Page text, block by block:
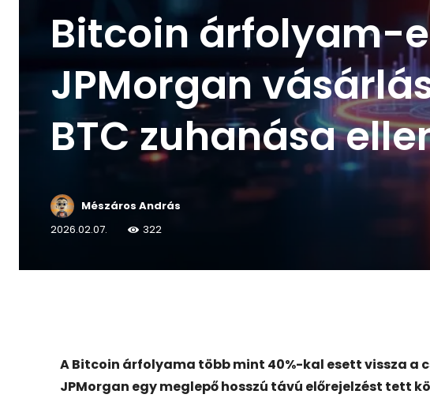
Bitcoin árfolyam-
JPMorgan
BTC zuhanása
Mészáros András
2026.02.07.
322
A Bitcoin árfolyama több mint 40%-kal esett vissza a
JPMorgan egy meglepő hosszú távú előrejelzést tett